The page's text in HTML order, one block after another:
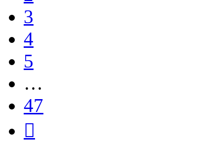
3
4
5
…
47